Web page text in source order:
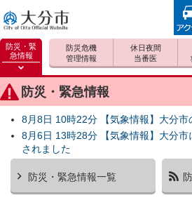
大分市
防災・緊
急情報
防災緊
急情報
を開く
防災・緊急情報
8月8日 10時22分 【気象情報】大分市
8月6日 13時28分 【気象情報】大分
されました
防災・緊急情報一覧
防災危機
管理情報
休日夜間
当番医
ア
ス